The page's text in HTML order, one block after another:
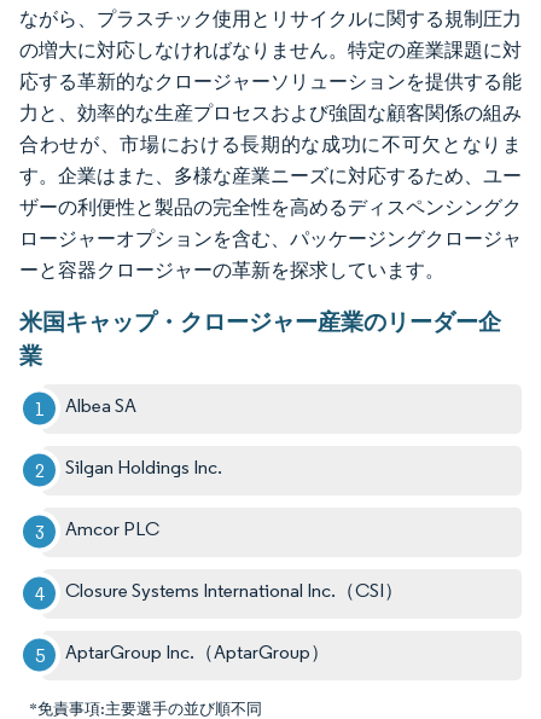
ながら、プラスチック使用とリサイクルに関する規制圧力
の増大に対応しなければなりません。特定の産業課題に対
応する革新的なクロージャーソリューションを提供する能
力と、効率的な生産プロセスおよび強固な顧客関係の組み
合わせが、市場における長期的な成功に不可欠となりま
す。企業はまた、多様な産業ニーズに対応するため、ユー
ザーの利便性と製品の完全性を高めるディスペンシングク
ロージャーオプションを含む、パッケージングクロージャ
ーと容器クロージャーの革新を探求しています。
米国キャップ・クロージャー産業のリーダー企
業
Albea SA
Silgan Holdings Inc.
Amcor PLC
Closure Systems International Inc.（CSI）
AptarGroup Inc.（AptarGroup）
*免責事項:主要選手の並び順不同